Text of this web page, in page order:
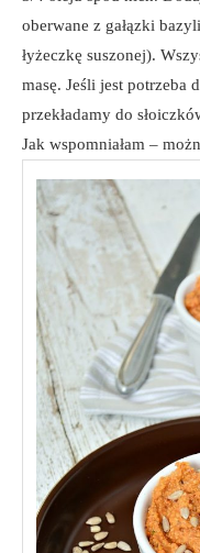
oberwane z gałązki
łyżeczkę suszonej).
masę. Jeśli jest potrzeba
przekładamy do
Jak wspomniałam –